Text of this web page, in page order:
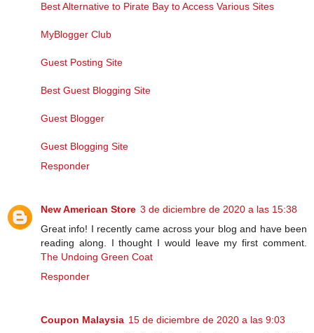
Best Alternative to Pirate Bay to Access Various Sites
MyBlogger Club
Guest Posting Site
Best Guest Blogging Site
Guest Blogger
Guest Blogging Site
Responder
New American Store 3 de diciembre de 2020 a las 15:38
Great info! I recently came across your blog and have been
reading along. I thought I would leave my first comment.
The Undoing Green Coat
Responder
Coupon Malaysia 15 de diciembre de 2020 a las 9:03